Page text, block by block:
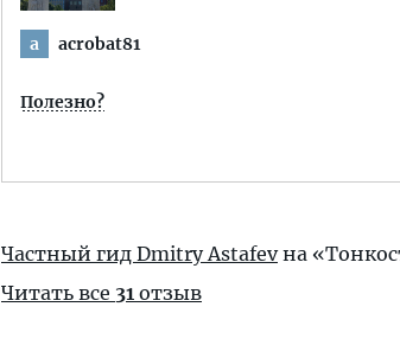
a acrobat81
Полезно?
Частный гид Dmitry Astafevна
Читать все 31 отзыв